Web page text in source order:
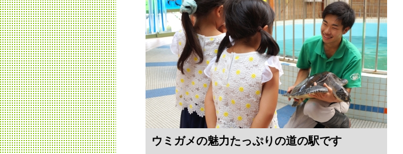
ウミガメの魅力たっぷりの道の駅です